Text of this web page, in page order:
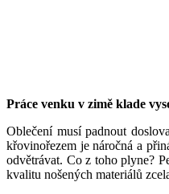
Práce venku v zimě klade
Oblečení musí padnout
křovinořezem je náročná a
odvětrávat. Co z toho plyne?
kvalitu nošených materiálů